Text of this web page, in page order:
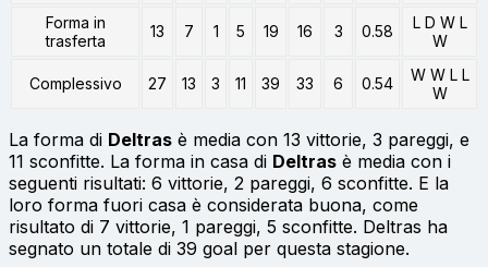
Forma in
trasferta
13 7 1 5 19 16 3 0.58
L D W L
W
Complessivo 27 13 3 11 39 33 6 0.54
W W L L
W
La forma di Deltras è media con 13 vittorie, 3 pareggi, e
11 sconfitte. La forma in casa di Deltras è media con i
seguenti risultati: 6 vittorie, 2 pareggi, 6 sconfitte. E la
loro forma fuori casa è considerata buona, come
risultato di 7 vittorie, 1 pareggi, 5 sconfitte. Deltras ha
segnato un totale di 39 goal per questa stagione.